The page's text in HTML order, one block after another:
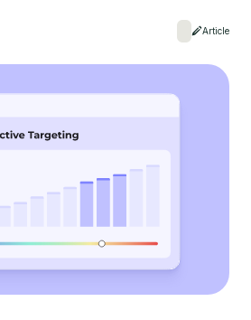
Article